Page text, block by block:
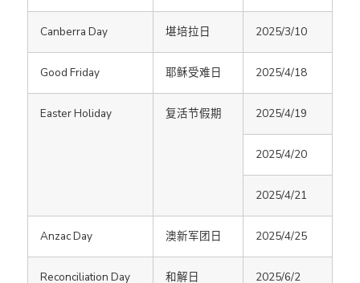
Canberra Day 堪培拉日 2025/3/10
Good Friday 耶稣受难日 2025/4/18
Easter Holiday 复活节假期 2025/4/19
2025/4/20
2025/4/21
Anzac Day 澳新军团日 2025/4/25
Reconciliation Day 和解日 2025/6/2